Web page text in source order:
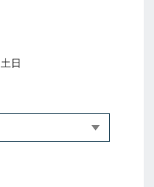
土日